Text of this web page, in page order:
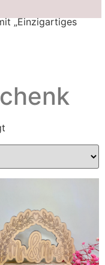
„Einzigartiges